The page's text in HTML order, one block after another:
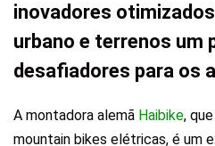
inovadores
urbano e terrenos um
desafiadores para os
A montadora alemã Haibike,
mountain bikes elétricas, é um